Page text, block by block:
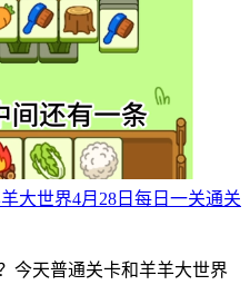
大世界4月28日每日一关通关
今天普通关卡和羊羊大世界